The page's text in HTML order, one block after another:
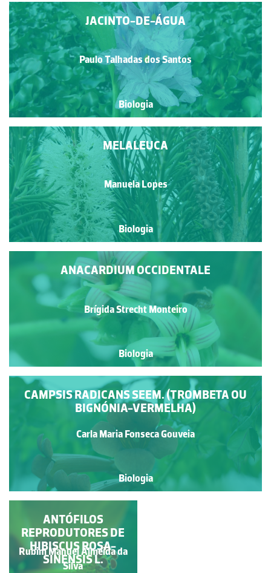
JACINTO-DE-ÁGUA
Paulo Talhadas dos Santos
Biologia
MELALEUCA
Manuela Lopes
Biologia
ANACARDIUM OCCIDENTALE
Brígida Strecht Monteiro
Biologia
CAMPSIS RADICANS SEEM. (TROMBETA OU
BIGNÓNIA-VERMELHA)
Carla Maria Fonseca Gouveia
Biologia
CARPELO E ESTAMES
Carla Maria Fonseca
Gouveia
ANTÓFILOS
REPRODUTORES DE
HIBISCUS ROSA-
SINENSIS L.
Rubim Manuel Almeida da
Silva